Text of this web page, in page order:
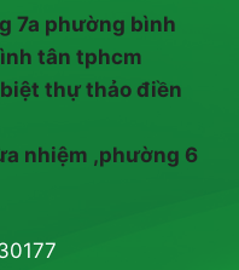
7a phường bình
tân tphcm
biệt thự thảo điền
nhiệm ,phường 6